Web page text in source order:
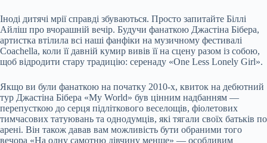
Іноді дитячі мрії справді збуваються. Просто запитайте Біллі
Айліш про вчорашній вечір. Будучи фанаткою Джастіна Бібера,
артистка втілила всі наші фанфіки на музичному фестивалі
Coachella, коли її давній кумир вивів її на сцену разом із собою,
щоб відродити стару традицію: серенаду «One Less Lonely Girl».
Якщо ви були фанаткою на початку 2010-х, квиток на дебютний
тур Джастіна Бібера «My World» був цінним надбанням —
перепусткою до серця підліткового веселощів, фіолетових
тимчасових татуювань та однодумців, які тягали своїх батьків по
арені. Він також давав вам можливість бути обраними того
вечора «На одну самотню дівчину менше» — особливим